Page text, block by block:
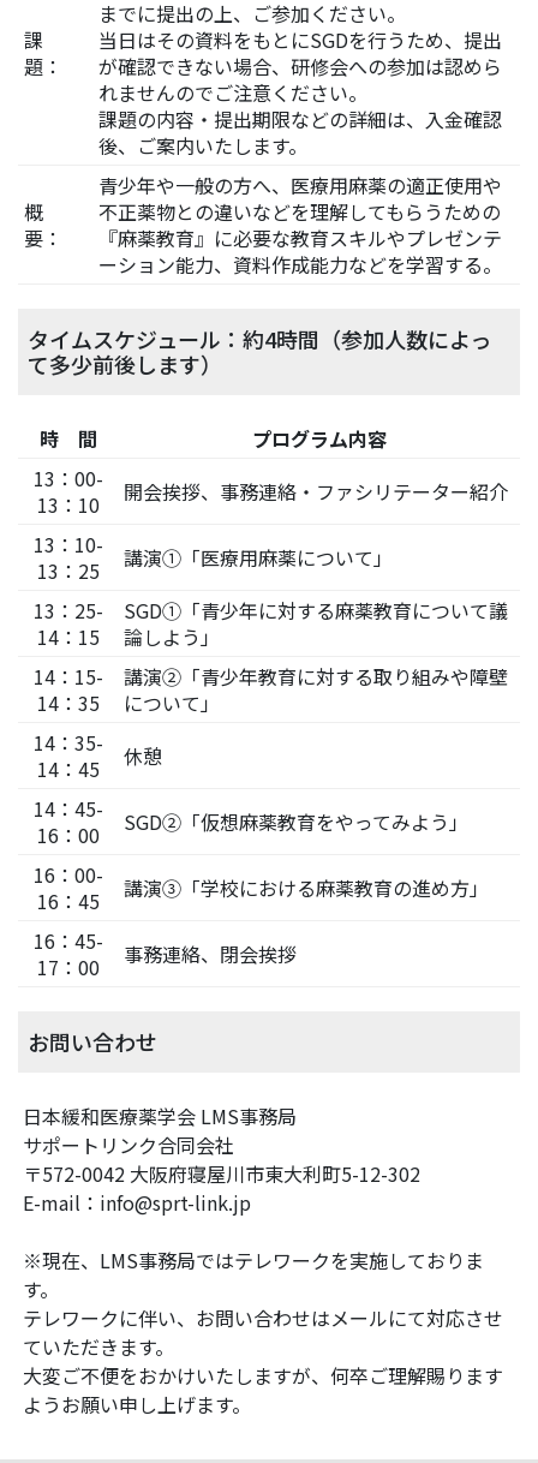
課
題：
までに提出の上、ご参加ください。
当日はその資料をもとにSGDを行うため、提出
が確認できない場合、研修会への参加は認めら
れませんのでご注意ください。
課題の内容・提出期限などの詳細は、入金確認
後、ご案内いたします。
概
要：
青少年や一般の方へ、医療用麻薬の適正使用や
不正薬物との違いなどを理解してもらうための
『麻薬教育』に必要な教育スキルやプレゼンテ
ーション能力、資料作成能力などを学習する。
タイムスケジュール：約4時間（参加人数によっ
て多少前後します）
時 間
プログラム内容
13：00-
13：10
開会挨拶、事務連絡・ファシリテーター紹介
13：10-
13：25
講演①「医療用麻薬について」
13：25-
14：15
SGD①「青少年に対する麻薬教育について議
論しよう」
14：15-
14：35
講演②「青少年教育に対する取り組みや障壁
について」
14：35-
14：45
休憩
14：45-
16：00
SGD②「仮想麻薬教育をやってみよう」
16：00-
16：45
講演③「学校における麻薬教育の進め方」
16：45-
17：00
事務連絡、閉会挨拶
お問い合わせ
日本緩和医療薬学会 LMS事務局
サポートリンク合同会社
〒572-0042 大阪府寝屋川市東大利町5-12-302
E-mail：info@sprt-link.jp
※現在、LMS事務局ではテレワークを実施しておりま
す。
テレワークに伴い、お問い合わせはメールにて対応させ
ていただきます。
大変ご不便をおかけいたしますが、何卒ご理解賜ります
ようお願い申し上げます。